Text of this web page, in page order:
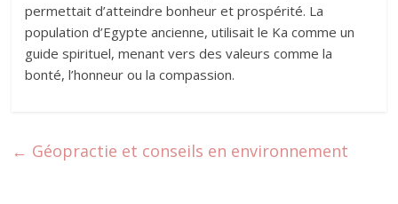
permettait d’atteindre bonheur et prospérité. La
population d’Egypte ancienne, utilisait le Ka comme un
guide spirituel, menant vers des valeurs comme la
bonté, l’honneur ou la compassion.
← Géopractie et conseils en environnement